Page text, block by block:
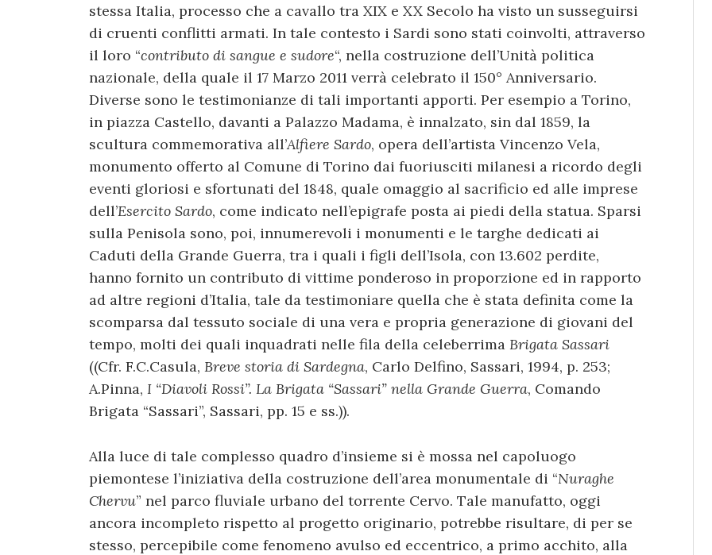
stessa Italia, processo che a cavallo tra XIX e XX Secolo ha visto un susseguirsi
di cruenti conflitti armati. In tale contesto i Sardi sono stati coinvolti, attraverso
il loro “contributo di sangue e sudore“, nella costruzione dell’Unità politica
nazionale, della quale il 17 Marzo 2011 verrà celebrato il 150° Anniversario.
Diverse sono le testimonianze di tali importanti apporti. Per esempio a Torino,
in piazza Castello, davanti a Palazzo Madama, è innalzato, sin dal 1859, la
scultura commemorativa all’Alfiere Sardo, opera dell’artista Vincenzo Vela,
monumento offerto al Comune di Torino dai fuoriusciti milanesi a ricordo degli
eventi gloriosi e sfortunati del 1848, quale omaggio al sacrificio ed alle imprese
dell’Esercito Sardo, come indicato nell’epigrafe posta ai piedi della statua. Sparsi
sulla Penisola sono, poi, innumerevoli i monumenti e le targhe dedicati ai
Caduti della Grande Guerra, tra i quali i figli dell’Isola, con 13.602 perdite,
hanno fornito un contributo di vittime ponderoso in proporzione ed in rapporto
ad altre regioni d’Italia, tale da testimoniare quella che è stata definita come la
scomparsa dal tessuto sociale di una vera e propria generazione di giovani del
tempo, molti dei quali inquadrati nelle fila della celeberrima Brigata Sassari
((Cfr. F.C.Casula, Breve storia di Sardegna, Carlo Delfino, Sassari, 1994, p. 253;
A.Pinna, I “Diavoli Rossi”. La Brigata “Sassari” nella Grande Guerra, Comando
Brigata “Sassari”, Sassari, pp. 15 e ss.)).
Alla luce di tale complesso quadro d’insieme si è mossa nel capoluogo
piemontese l’iniziativa della costruzione dell’area monumentale di “Nuraghe
Chervu” nel parco fluviale urbano del torrente Cervo. Tale manufatto, oggi
ancora incompleto rispetto al progetto originario, potrebbe risultare, di per se
stesso, percepibile come fenomeno avulso ed eccentrico, a primo acchito, alla